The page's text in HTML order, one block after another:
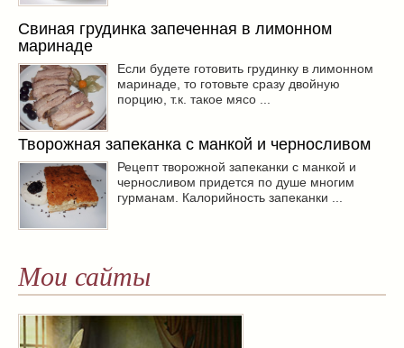
Свиная грудинка запеченная в лимонном
маринаде
Если будете готовить грудинку в лимонном
маринаде, то готовьте сразу двойную
порцию, т.к. такое мясо ...
Творожная запеканка с манкой и черносливом
Рецепт творожной запеканки с манкой и
черносливом придется по душе многим
гурманам. Калорийность запеканки ...
Мои сайты